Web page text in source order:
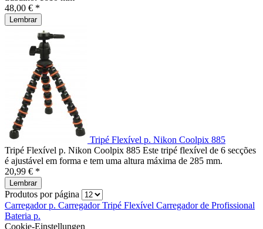
48,00 € *
Lembrar
Tripé Flexível p. Nikon Coolpix 885
Tripé Flexível p. Nikon Coolpix 885 Este tripé flexível de 6 secções
é ajustável em forma e tem uma altura máxima de 285 mm.
20,99 € *
Lembrar
Produtos por página
Carregador p. CarregadorTripé Flexível Carregador de Profissional
Bateria p.
Cookie-Einstellungen